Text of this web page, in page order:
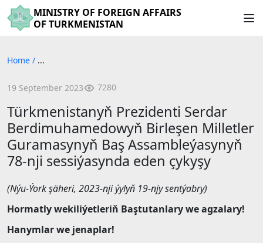
MINISTRY OF FOREIGN AFFAIRS
OF TURKMENISTAN
Home / ...
19 September 2023 7280
Türkmenistanyň Prezidenti Serdar
Berdimuhamedowyň Birleşen Milletler
Guramasynyň Baş Assambleýasynyň
78-nji sessiýasynda eden çykyşy
(Nýu-Ýork şäheri, 2023-nji ýylyň 19-njy sentýabry)
Hormatly wekiliýetleriň Baştutanlary we agzalary!
Hanymlar we jenaplar!